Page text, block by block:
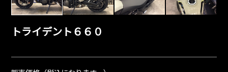
トライデント６６０